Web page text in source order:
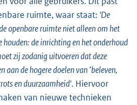
ruimte, waar staat: 'De
openbare ruimte niet alleen om het
houden: de inrichting en het onderhoud
zij zodanig uitvoeren dat deze
de hogere doelen van ‘beleven,
en duurzaamheid'. Hiervoor
van nieuwe technieken